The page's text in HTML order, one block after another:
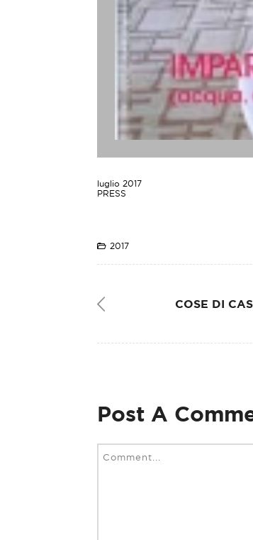
luglio 2017
PRESS
2017
COSE DI
Post A